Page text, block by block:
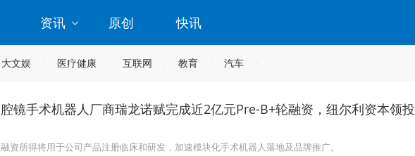
资讯 原创 快讯
大文娱 医疗健康 互联网 教育 汽车
腔镜手术机器人厂商瑞龙诺赋完成近2亿元Pre-B+轮融资，纽尔利资本领投
融资所得将用于公司产品注册临床和研发，加速模块化手术机器人落地及品牌推广。